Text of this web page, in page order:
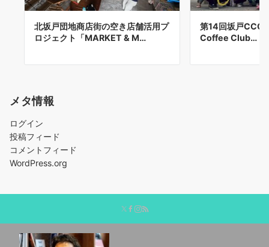
北坂戸団地商店街の空き店舗活用プ
ロジェクト「MARKET & M…
第14回坂戸CCC
Coffee Club…
メタ情報
ログイン
投稿フィード
コメントフィード
WordPress.org